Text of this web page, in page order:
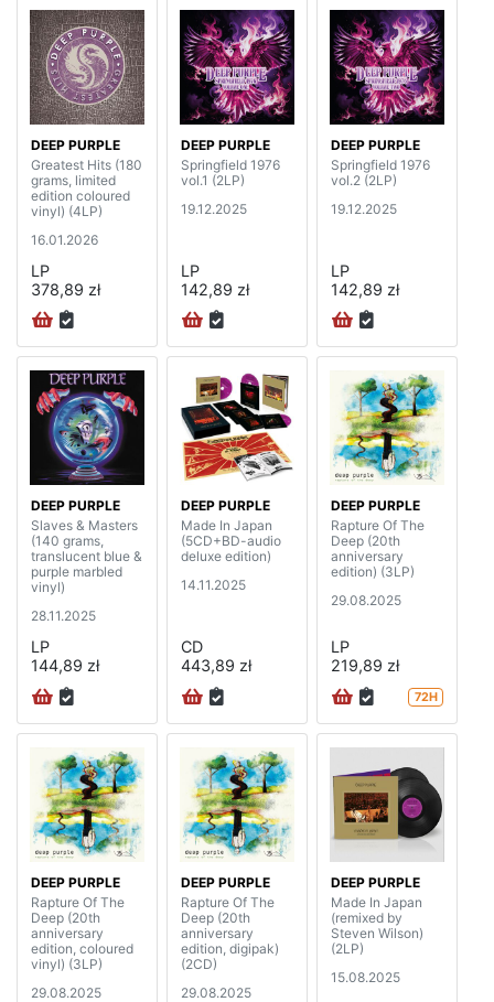
DEEP PURPLE
Greatest Hits (180
grams, limited
edition coloured
vinyl) (4LP)
16.01.2026
LP
378,89 zł
DEEP PURPLE
Springfield 1976
vol.1 (2LP)
19.12.2025
LP
142,89 zł
DEEP PURPLE
Springfield 1976
vol.2 (2LP)
19.12.2025
LP
142,89 zł
DEEP PURPLE
Slaves & Masters
(140 grams,
translucent blue &
purple marbled
vinyl)
28.11.2025
LP
144,89 zł
DEEP PURPLE
Made In Japan
(5CD+BD-audio
deluxe edition)
14.11.2025
CD
443,89 zł
DEEP PURPLE
Rapture Of The
Deep (20th
anniversary
edition) (3LP)
29.08.2025
LP
219,89 zł
72H
DEEP PURPLE
Rapture Of The
Deep (20th
anniversary
edition, coloured
vinyl) (3LP)
29.08.2025
DEEP PURPLE
Rapture Of The
Deep (20th
anniversary
edition, digipak)
(2CD)
29.08.2025
DEEP PURPLE
Made In Japan
(remixed by
Steven Wilson)
(2LP)
15.08.2025